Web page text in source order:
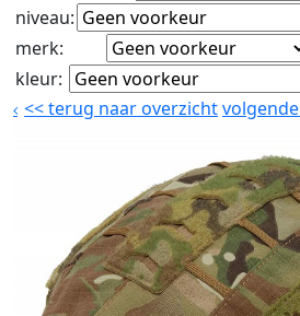
niveau:
merk:
kleur:
<<terug naar overzichtvolgende